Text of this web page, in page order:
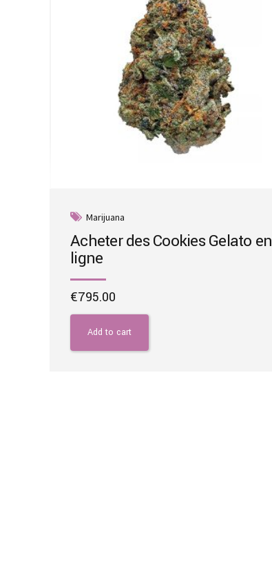
Marijuana
Acheter des Cookies Gelato en
ligne
€795.00
Add to cart